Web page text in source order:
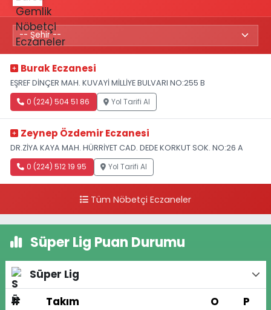
Burak Eczanesi
EŞREF DİNÇER MAH. KUVAYİ MİLLİYE BULVARI NO:255 B
0 (224) 504 51 86 Yol Tarifi Al
Zeynep Özdemir Eczanesi
DR.ZİYA KAYA MAH. HÜRRİYET CAD. DEDE KORKUT SOK. NO:26 A
0 (224) 512 19 95 Yol Tarifi Al
Tüm Nöbetçi Eczaneler
Süper Lig Puan Durumu
Süper Lig
#
Takım O P